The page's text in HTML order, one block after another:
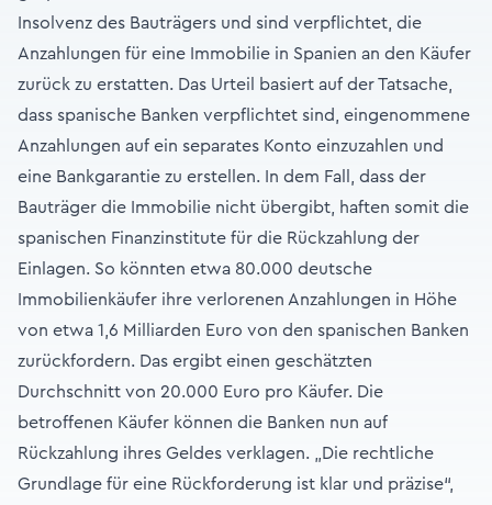
Insolvenz des Bauträgers und sind verpflichtet, die
Anzahlungen für eine Immobilie in Spanien an den Käufer
zurück zu erstatten. Das Urteil basiert auf der Tatsache,
dass spanische Banken verpflichtet sind, eingenommene
Anzahlungen auf ein separates Konto einzuzahlen und
eine Bankgarantie zu erstellen. In dem Fall, dass der
Bauträger die Immobilie nicht übergibt, haften somit die
spanischen Finanzinstitute für die Rückzahlung der
Einlagen. So könnten etwa 80.000 deutsche
Immobilienkäufer ihre verlorenen Anzahlungen in Höhe
von etwa 1,6 Milliarden Euro von den spanischen Banken
zurückfordern. Das ergibt einen geschätzten
Durchschnitt von 20.000 Euro pro Käufer. Die
betroffenen Käufer können die Banken nun auf
Rückzahlung ihres Geldes verklagen. „Die rechtliche
Grundlage für eine Rückforderung ist klar und präzise“,